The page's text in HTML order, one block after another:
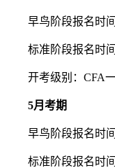
早鸟阶段报名时间
标准阶段报名时间
开考级别：CFA一
5月考期
早鸟阶段报名时间
标准阶段报名时间